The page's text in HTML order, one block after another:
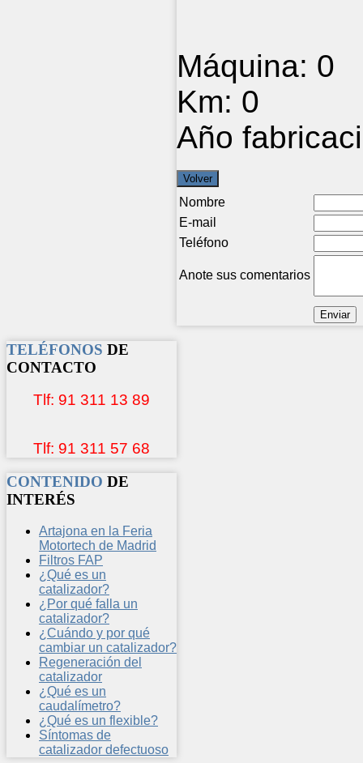
Máquina: 0
Km: 0
Año
Nombre
E-mail
Teléfono
Anote sus comentarios
TELÉFONOS DE
CONTACTO
Tlf: 91 311 13 89
Tlf: 91 311 57 68
CONTENIDO DE
INTERÉS
Artajona en la Feria
Motortech de Madrid
Filtros FAP
¿Qué es un
catalizador?
¿Por qué falla un
catalizador?
¿Cuándo y por qué
cambiar un catalizador?
Regeneración del
catalizador
¿Qué es un
caudalímetro?
¿Qué es un flexible?
Síntomas de
catalizador defectuoso